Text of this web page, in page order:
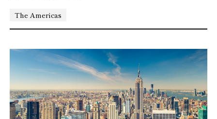
The Americas